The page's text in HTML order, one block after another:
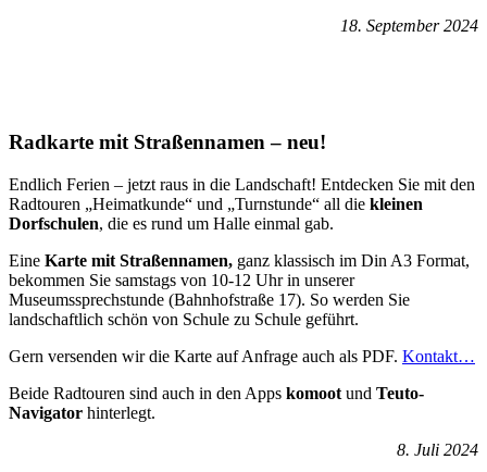
18. September 2024
Radkarte mit Straßennamen – neu!
Endlich Ferien – jetzt raus in die Landschaft! Entdecken Sie mit den
Radtouren „Heimatkunde“ und „Turnstunde“ all die kleinen
Dorfschulen, die es rund um Halle einmal gab.
Eine Karte mit Straßennamen, ganz klassisch im Din A3 Format,
bekommen Sie samstags von 10-12 Uhr in unserer
Museumssprechstunde (Bahnhofstraße 17). So werden Sie
landschaftlich schön von Schule zu Schule geführt.
Gern versenden wir die Karte auf Anfrage auch als PDF. Kontakt…
Beide Radtouren sind auch in den Apps komoot und Teuto-
Navigator hinterlegt.
8. Juli 2024